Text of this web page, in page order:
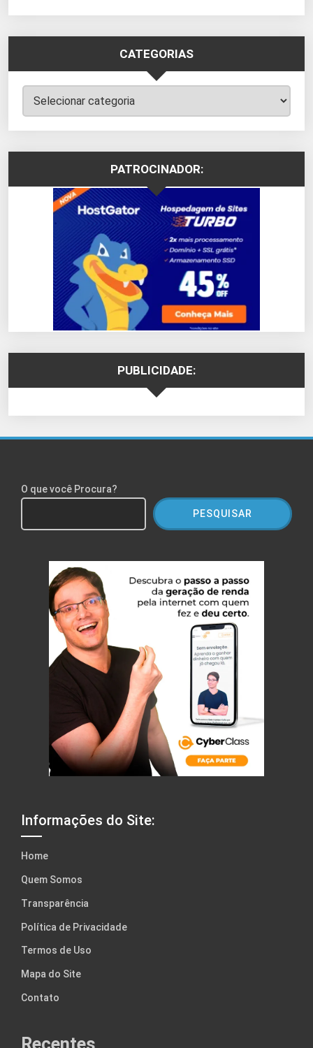
CATEGORIAS
Categorias
PATROCINADOR:
PUBLICIDADE:
O que você Procura?
PESQUISAR
Informações do Site:
Home
Quem Somos
Transparência
Política de Privacidade
Termos de Uso
Mapa do Site
Contato